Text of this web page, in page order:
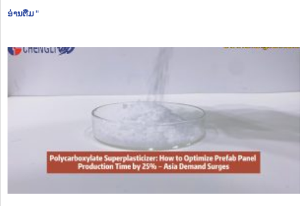
ອ່ານ​ຕື່ມ "